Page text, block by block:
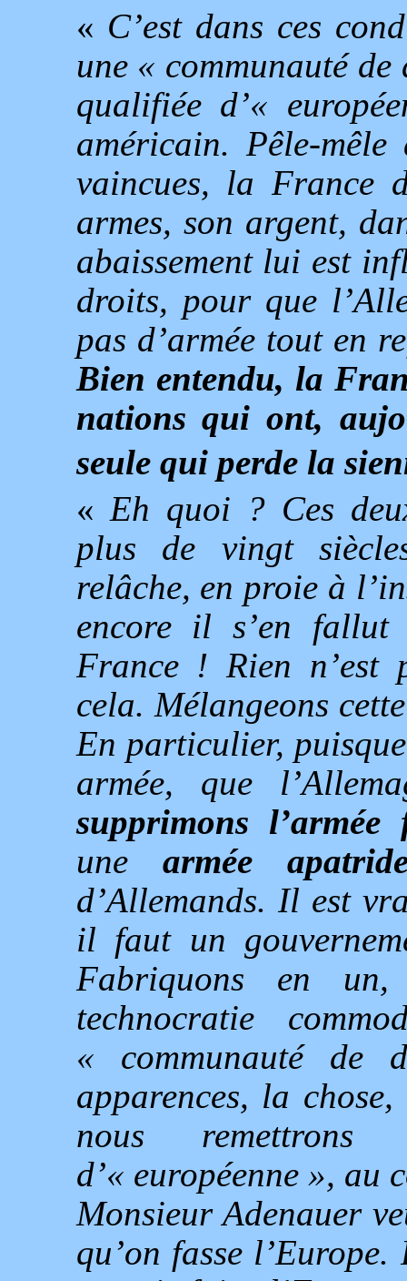
« C’est dans ces
une « communauté de
qualifiée d’«
américain. Pêle-
vaincues, la France
armes, son argent,
abaissement lui est
droits, pour que
pas d’armée tout en
Bien entendu, la
nations qui ont,
seule qui perde la
«Eh quoi ? Ces
plus de vingt
relâche, en proie à
encore il s’en
France ! Rien n’est
cela. Mélangeons
En particulier,
armée, que
supprimons
une armée
d’Allemands. Il est
il faut un
Fabriquons en
technocratie
« communauté de
apparences, la
nous remettrons
d’« européenne », au
Monsieur Adenauer
qu’on fasse